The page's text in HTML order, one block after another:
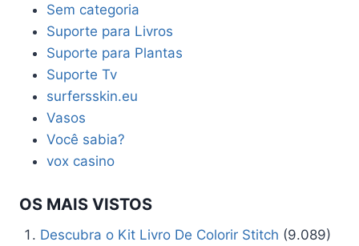
Sem categoria
Suporte para Livros
Suporte para Plantas
Suporte Tv
surfersskin.eu
Vasos
Você sabia?
vox casino
OS MAIS VISTOS
Descubra o Kit Livro De Colorir Stitch (9.089)